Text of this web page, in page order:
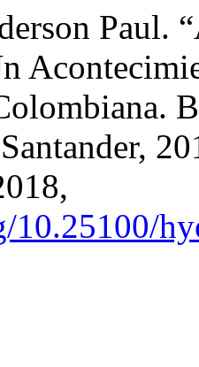
Paul.
10.25100/